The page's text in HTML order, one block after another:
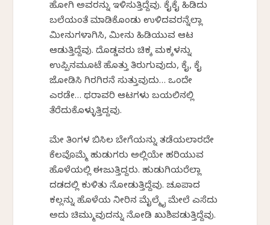
ಹೋಗಿ ಅವರನ್ನು ಇಳಿಸುತ್ತಿದ್ದೆವು. ಕೈಕೈ ಹಿಡಿದು
ಬಲೆಯಂತೆ ಮಾಡಿಕೊಂಡು ಉಳಿದವರನ್ನೆಲ್ಲಾ
ಮೀನುಗಳಾಗಿಸಿ, ಮೀನು ಹಿಡಿಯುವ ಆಟ
ಆಡುತ್ತಿದ್ದೆವು. ದೊಡ್ಡವರು ಚಿಕ್ಕ ಮಕ್ಕಳನ್ನು
ಉಪ್ಪಿನಮೂಟೆ ಹೊತ್ತು ತಿರುಗುವುದು, ಕೈ, ಕೈ
ಜೋಡಿಸಿ ಗಿರಗಿರನೆ ಸುತ್ತುವುದು… ಒಂದೇ
ಎರಡೇ… ಥರಾವರಿ ಆಟಗಳು ಬಯಲಿನಲ್ಲಿ
ತೆರೆದುಕೊಳ್ಳುತ್ತಿದ್ದವು.
ಮೇ ತಿಂಗಳ ಬಿಸಿಲ ಬೇಗೆಯನ್ನು ತಡೆಯಲಾರದೇ
ಕೆಲವೊಮ್ಮೆ ಹುಡುಗರು ಅಲ್ಲಿಯೇ ಹರಿಯುವ
ಹೊಳೆಯಲ್ಲಿ ಈಜುತ್ತಿದ್ದರು. ಹುಡುಗಿಯರೆಲ್ಲಾ
ದಡದಲ್ಲಿ ಕುಳಿತು ನೋಡುತ್ತಿದ್ದೆವು. ಚೂಪಾದ
ಕಲ್ಲನ್ನು ಹೊಳೆಯ ನೀರಿನ ಮೈಲ್ಮೈ ಮೇಲೆ ಎಸೆದು
ಅದು ಚಿಮ್ಮುವುದನ್ನು ನೋಡಿ ಖುಶಿಪಡುತ್ತಿದ್ದೆವು.